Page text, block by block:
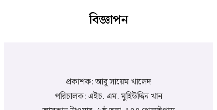
বিজ্ঞাপন
প্রকাশক: আবু সায়েম খালেদ
পরিচালক: এইচ. এম. মুহিউদ্দিন খান